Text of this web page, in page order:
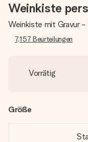
Weinkiste
Weinkiste mit Gravur -
7,157 Beurteilungen
Vorrätig
Größe